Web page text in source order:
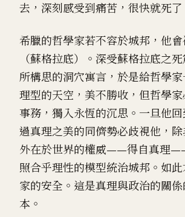
去，深刻感受到痛苦，很快就死了
希臘的哲學家若不容於城邦，他
（蘇格拉底）。深受蘇格拉底之
所構思的洞穴寓言，於是給哲學
理型的天空，美不勝收，但哲學
事務，獨入永恆的沉思。一旦他
過真理之美的同儕勢必歧視他，
外在於世界的權威——得自真理
照合乎理性的模型統治城邦。如
家的安全。這是真理與政治的關
本。